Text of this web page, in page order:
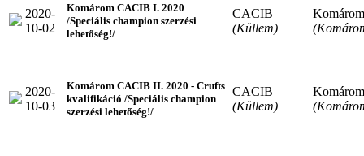
2020-
10-02
Komárom CACIB I. 2020
/Speciális champion szerzési
lehetőség!/
CACIB
(Küllem)
Komárom
2020-
10-03
Komárom CACIB II. 2020 - Crufts
kvalifikáció /Speciális champion
szerzési lehetőség!/
CACIB
(Küllem)
Komárom